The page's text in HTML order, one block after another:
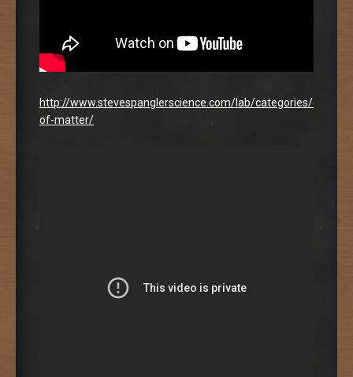
http://www.stevespanglerscience.com/lab/categories/
of-matter/